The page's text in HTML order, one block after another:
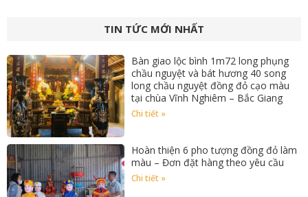
TIN TỨC MỚI NHẤT
Bàn giao lộc bình 1m72 long phụng
chầu nguyệt và bát hương 40 song
long chầu nguyệt đồng đỏ cạo màu
tại chùa Vĩnh Nghiêm – Bắc Giang
Chi tiết »
Hoàn thiện 6 pho tượng đồng đỏ làm
màu – Đơn đặt hàng theo yêu cầu
Chi tiết »